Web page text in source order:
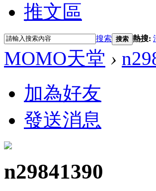
推文區
搜索 搜索 熱搜:
MOMO天堂 ›
加為好友
發送消息
n29841390